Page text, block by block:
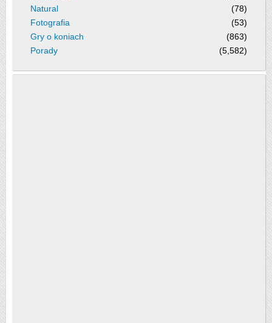
Natural
(78)
Fotografia
(53)
Gry o koniach
(863)
Porady
(5,582)